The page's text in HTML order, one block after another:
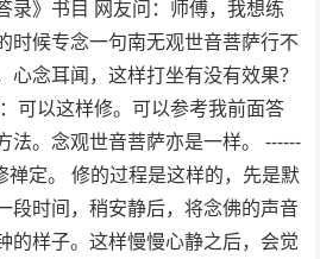
》书目 网友问：师傅，我想练
时候专念一句南无观世音菩萨行不
心念耳闻，这样打坐有没有效果？
可以这样修。可以参考我前面答
法。念观世音菩萨亦是一样。 ------
禅定。 修的过程是这样的，先是默
段时间，稍安静后，将念佛的声音
的样子。这样慢慢心静之后，会觉